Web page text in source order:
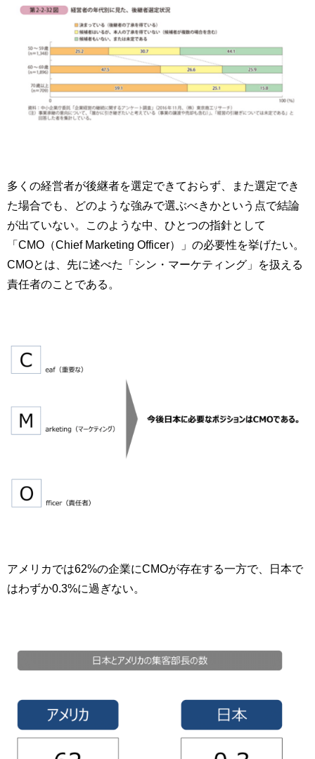
多くの経営者が後継者を選定できておらず、また選定でき
た場合でも、どのような強みで選ぶべきかという点で結論
が出ていない。このような中、ひとつの指針として
「CMO（Chief Marketing Officer）」の必要性を挙げたい。
CMOとは、先に述べた「シン・マーケティング」を扱える
責任者のことである。
アメリカでは62%の企業にCMOが存在する一方で、日本で
はわずか0.3%に過ぎない。